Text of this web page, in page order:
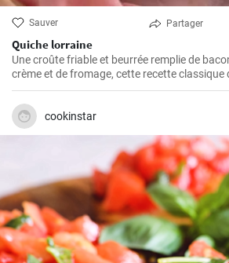
Sauver Partager
Quiche lorraine
Une croûte friable et beurrée remplie de
crème et de fromage, cette recette classique
parfaite pour toutes les occasions. Elle est
préparer et plaît toujours à la foule.
cookinstar